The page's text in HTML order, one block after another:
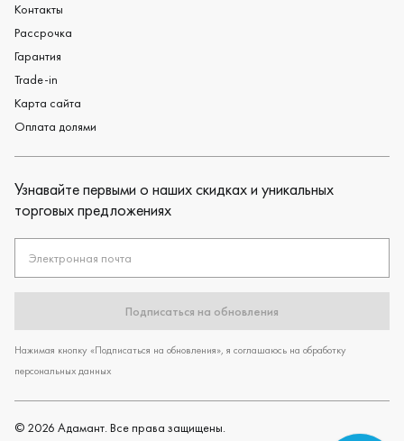
Контакты
Рассрочка
Гарантия
Trade-in
Карта сайта
Оплата долями
Узнавайте первыми о наших скидках и уникальных
торговых предложениях
Электронная почта
Подписаться на обновления
Нажимая кнопку «Подписаться на обновления», я соглашаюсь на обработку
персональных данных
© 2026 Адамант. Все права защищены.